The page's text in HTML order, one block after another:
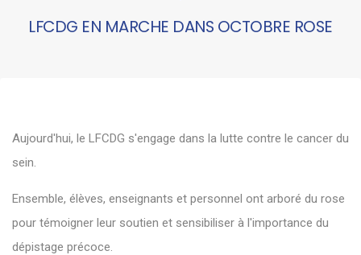
LFCDG EN MARCHE DANS OCTOBRE ROSE
Aujourd'hui, le LFCDG s'engage dans la lutte contre le cancer du
sein.
Ensemble, élèves, enseignants et personnel ont arboré du rose
pour témoigner leur soutien et sensibiliser à l'importance du
dépistage précoce.